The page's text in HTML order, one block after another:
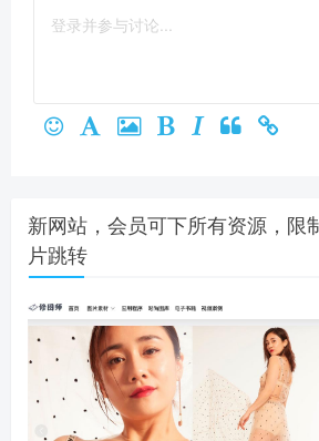
新网站，会员可下所有资源，限
片跳转